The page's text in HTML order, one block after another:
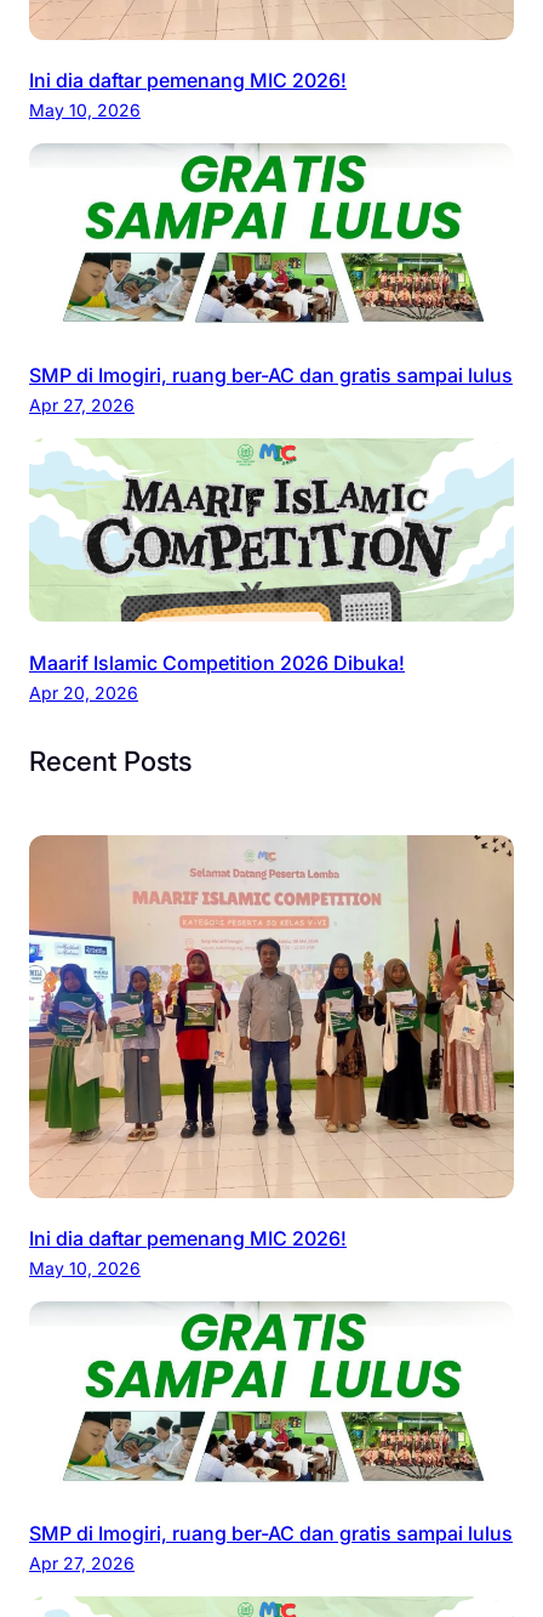
Ini dia daftar pemenang MIC 2026!
May 10, 2026
SMP di Imogiri, ruang ber-AC dan gratis sampai lulus
Apr 27, 2026
Maarif Islamic Competition 2026 Dibuka!
Apr 20, 2026
Recent Posts
Ini dia daftar pemenang MIC 2026!
May 10, 2026
SMP di Imogiri, ruang ber-AC dan gratis sampai lulus
Apr 27, 2026